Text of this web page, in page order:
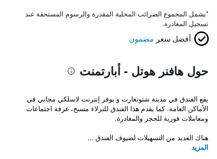
*يشمل المجموع الضرائب المحلية المقدرة والرسوم المستحقة عند
تسجيل المغادرة.
أفضل سعر مضمون
حول هافنر هوتل - أبارتمنت
يقع الفندق في مدينة شتوتغارت و يوفر إنترنت لاسلكي مجاني في
الأماكن العامة. كما يقدم هذا الفندق للنزلاء مسبح، غرفة اجتماعات
ومعاملات فورية للحجز والمغادرة.
هناك العديد من التسهيلات لضيوف الفندق ...
المزيد